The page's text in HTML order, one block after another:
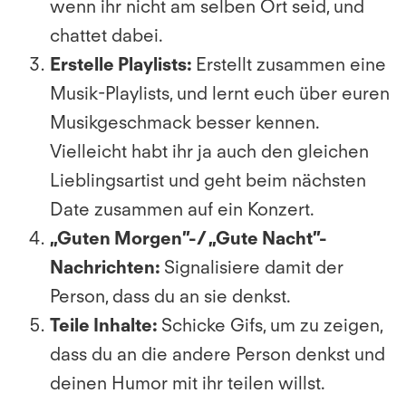
wenn ihr nicht am selben Ort seid, und
chattet dabei.
Erstelle Playlists: Erstellt zusammen eine
Musik-Playlists, und lernt euch über euren
Musikgeschmack besser kennen.
Vielleicht habt ihr ja auch den gleichen
Lieblingsartist und geht beim nächsten
Date zusammen auf ein Konzert.
„Guten Morgen”-/ „​Gute Nacht”-
Nachrichten: Signalisiere damit der
Person, dass du an sie denkst.
Teile Inhalte: Schicke Gifs, um zu zeigen,
dass du an die andere Person denkst und
deinen Humor mit ihr teilen willst.